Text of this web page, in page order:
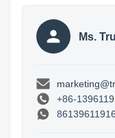
Ms.
+86-